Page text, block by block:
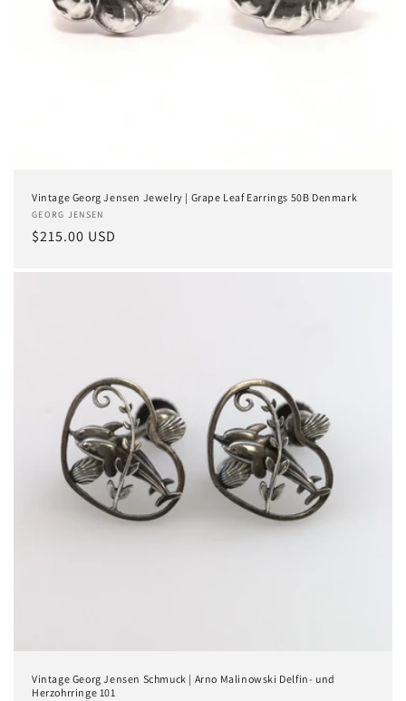
Vintage Georg Jensen Jewelry | Grape Leaf Earrings 50B Denmark
Anbieter:
GEORG JENSEN
Normaler
$215.00 USD
Vintage Georg Jensen Schmuck | Arno Malinowski Delfin- und
Herzohrringe 101